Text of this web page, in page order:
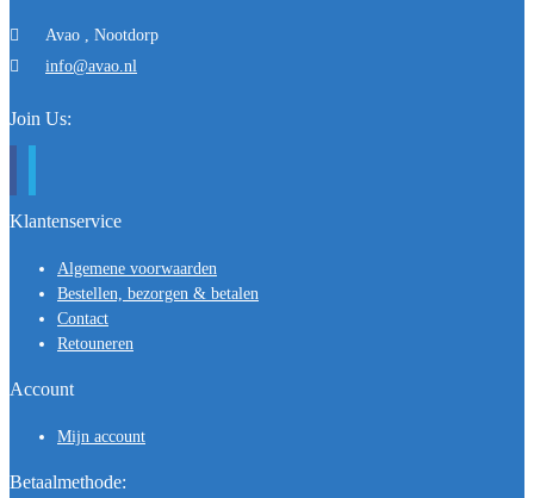
Avao , Nootdorp
info@avao.nl
Join Us:
Klantenservice
Algemene voorwaarden
Bestellen, bezorgen & betalen
Contact
Retouneren
Account
Mijn account
Betaalmethode: